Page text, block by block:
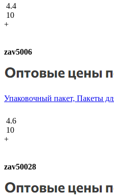
4.4
10
+
zav5006
Упаковочный пакет, Пакеты
4.6
10
+
zav50028